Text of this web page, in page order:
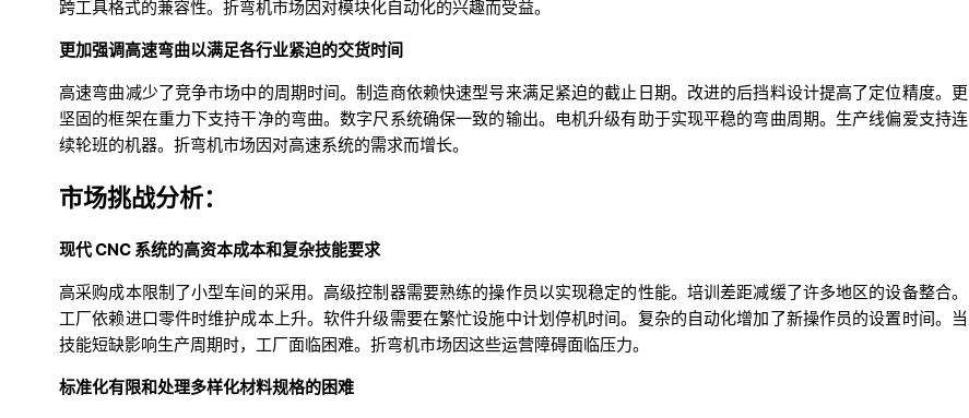
跨工具格式的兼容性。折弯机市场因对模块化自动化的兴趣而受益。
更加强调高速弯曲以满足各行业紧迫的交货时间
高速弯曲减少了竞争市场中的周期时间。制造商依赖快速型号来满足紧迫的截止日期。改进的后挡料设计提高了定位精度。更
坚固的框架在重力下支持干净的弯曲。数字尺系统确保一致的输出。电机升级有助于实现平稳的弯曲周期。生产线偏爱支持连
续轮班的机器。折弯机市场因对高速系统的需求而增长。
市场挑战分析：
现代 CNC 系统的高资本成本和复杂技能要求
高采购成本限制了小型车间的采用。高级控制器需要熟练的操作员以实现稳定的性能。培训差距减缓了许多地区的设备整合。
工厂依赖进口零件时维护成本上升。软件升级需要在繁忙设施中计划停机时间。复杂的自动化增加了新操作员的设置时间。当
技能短缺影响生产周期时，工厂面临困难。折弯机市场因这些运营障碍面临压力。
标准化有限和处理多样化材料规格的困难